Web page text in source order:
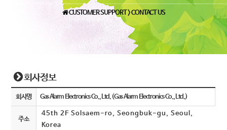
CUSTOMER SUPPORT > CONTACT US
회사정보
회사명 Gas Alarm Electronics Co., Ltd. (Gas Alarm Electronics Co., Ltd.)
주소
45th 2F Solsaem-ro, Seongbuk-gu, Seoul,
Korea